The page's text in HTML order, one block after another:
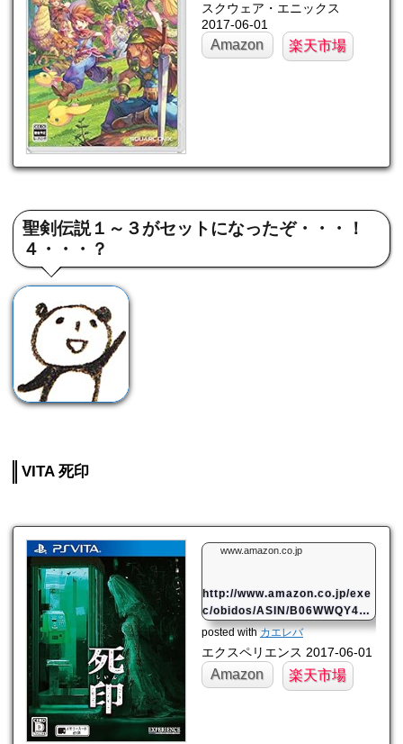
スクウェア・エニックス
2017-06-01
Amazon 楽天市場
聖剣伝説１～３がセットになったぞ・・・！
４・・・？
VITA 死印
www.amazon.co.jp
http://www.amazon.co.jp/exe
c/obidos/ASIN/B06WWQY41
4/mahome94-22/
posted withカエレバ
エクスペリエンス 2017-06-01
Amazon 楽天市場